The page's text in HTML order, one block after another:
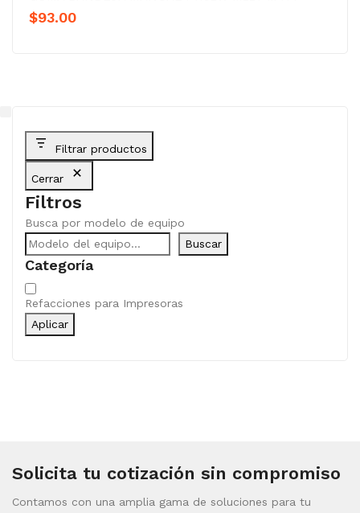
$93.00
Filtrar productos
Cerrar
Filtros
Busca por modelo de equipo
Buscar
Categoría
Categoría
Refacciones para Impresoras
Aplicar
Solicita tu cotización sin compromiso
Contamos con una amplia gama de soluciones para tu